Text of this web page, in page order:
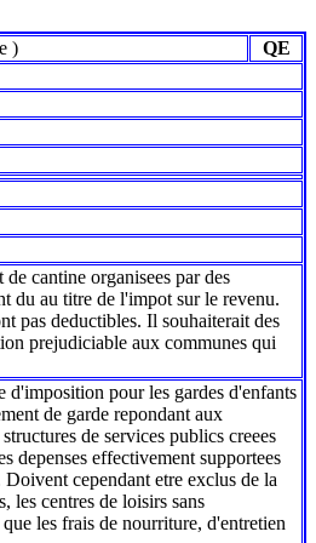
)
QE
cantine organisees par des
du au titre de l'impot sur le revenu.
pas deductibles. Il souhaiterait des
prejudiciable aux communes qui
d'imposition pour les gardes d'enfants
de garde repondant aux
de services publics creees
depenses effectivement supportees
cependant etre exclus de la
les centres de loisirs sans
les frais de nourriture, d'entretien